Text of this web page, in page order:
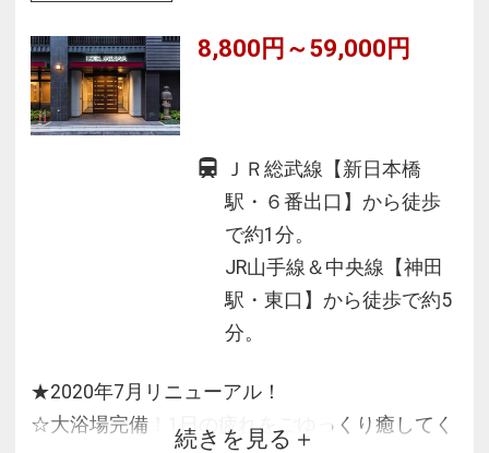
8,800円～59,000円
ＪＲ総武線【新日本橋
駅・６番出口】から徒歩
で約1分。
JR山手線＆中央線【神田
駅・東口】から徒歩で約5
分。
★2020年7月リニューアル！
☆大浴場完備！1日の疲れをごゆっくり癒してく
続きを見る